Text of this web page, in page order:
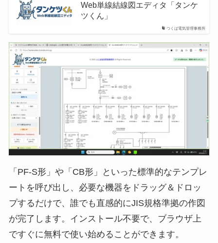
つくば電気管理事務所
Web単線結線図エディタ「タンケ
ツくん」
「PF-S形」や「CB形」といった標準的なテンプレ
ートを呼び出し、必要な機器をドラッグ＆ドロッ
プするだけで、誰でも直感的にJIS規格準拠の作図
が完了します。インストール不要で、ブラウザ上
ですぐに無料で使い始めることができます。